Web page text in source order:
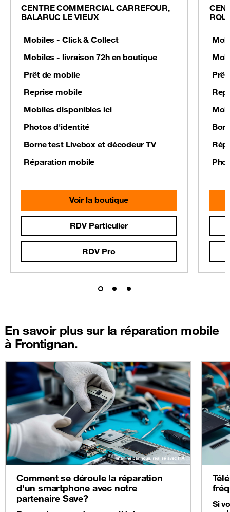
CENTRE COMMERCIAL CARREFOUR,
BALARUC LE VIEUX
Mobiles - Click & Collect
Mobiles - livraison 72h en boutique
Prêt de mobile
Reprise mobile
Mobiles disponibles ici
Photos d'identité
Borne test Livebox et décodeur TV
Réparation mobile
Voir la boutique
RDV Particulier
RDV Pro
En savoir plus sur la réparation mobile
à Frontignan.
Comment se déroule la réparation
d'un smartphone avec notre
partenaire Save?
Si